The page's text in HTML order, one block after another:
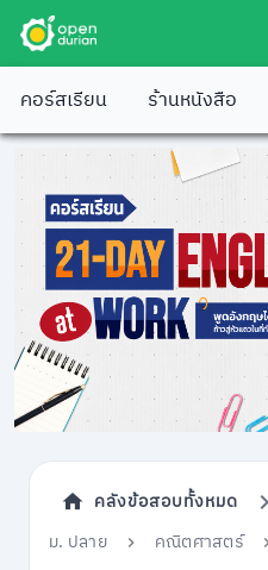
คอร์สเรียน ร้านหนังสือ
คลังข้อสอบทั้งหมด
ม. ปลาย
คณิตศาสตร์